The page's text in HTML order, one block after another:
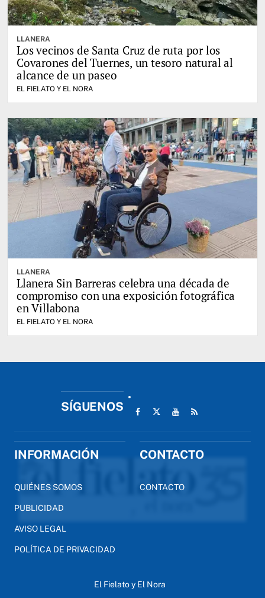
LLANERA
Los vecinos de Santa Cruz de ruta por los
Covarones del Tuernes, un tesoro natural al
alcance de un paseo
EL FIELATO Y EL NORA
LLANERA
Llanera Sin Barreras celebra una década de
compromiso con una exposición fotográfica
en Villabona
EL FIELATO Y EL NORA
SÍGUENOS
INFORMACIÓN
QUIÉNES SOMOS
PUBLICIDAD
AVISO LEGAL
POLÍTICA DE PRIVACIDAD
CONTACTO
CONTACTO
El Fielato y El Nora